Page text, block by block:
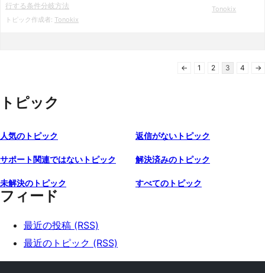
行する条件分岐方法
トピック作成者: Tonokix
Tonokix
← 1 2 3 4 →
トピック
人気のトピック 返信がないトピック
サポート関連ではないトピック 解決済みのトピック
未解決のトピック すべてのトピック
フィード
最近の投稿 (RSS)
最近のトピック (RSS)